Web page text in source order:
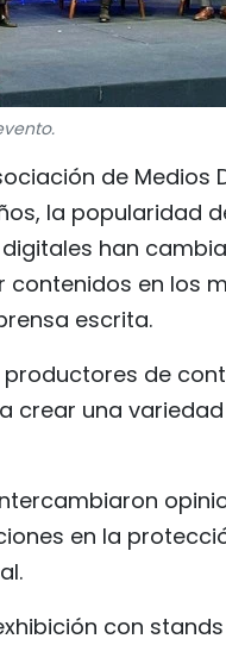
de Medios
la popularidad
han
en los
escrita.
de
una
en la
con